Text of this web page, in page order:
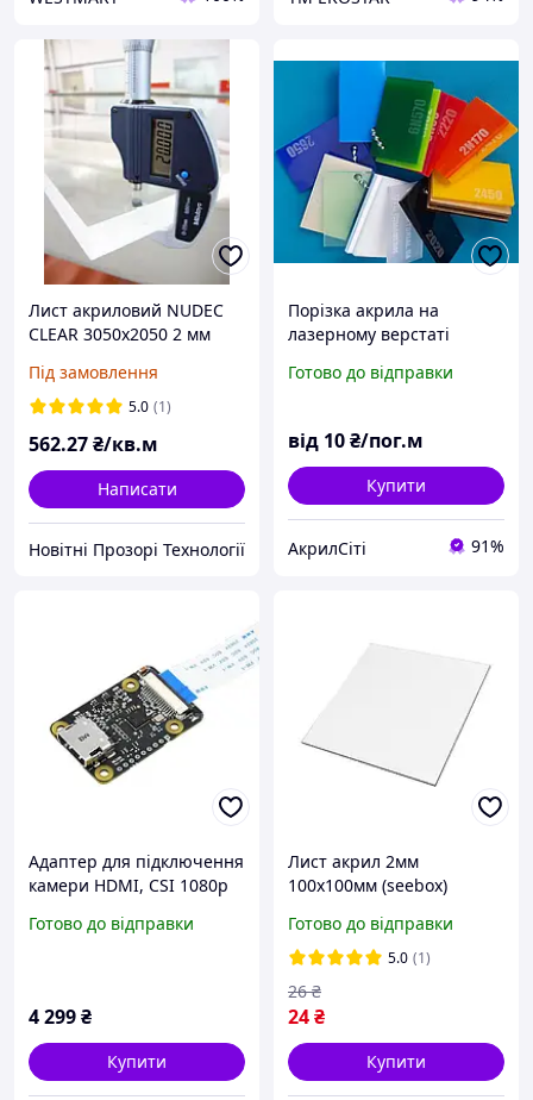
Лист акриловий NUDEC
CLEAR 3050х2050 2 мм
Під замовлення
5.0 (1)
562.27₴/кв.м
Написати
Новітні Прозорі Технології
Порізка акрила на
лазерному верстаті
Готово до відправки
від 10₴/пог.м
Купити
АкрилСіті 91%
Адаптер для підключення
камери HDMI, CSI 1080p
Waveshare 19044 / 19137
Готово до відправки
4 299₴
Купити
Лист акрил 2мм
100х100мм (seebox)
Готово до відправки
5.0 (1)
24₴
26 ₴
Купити